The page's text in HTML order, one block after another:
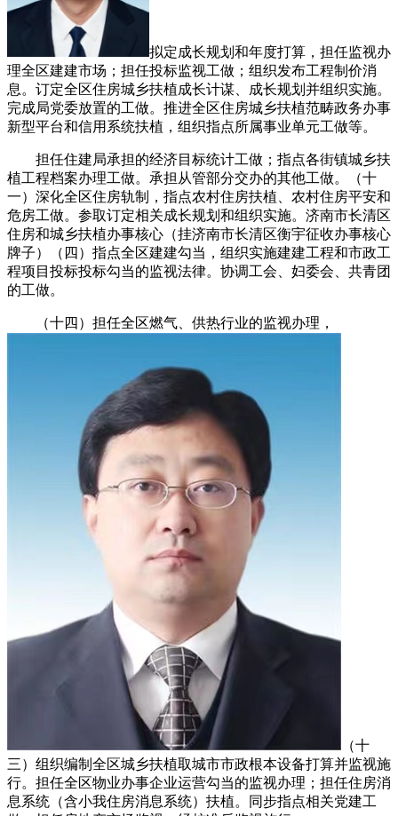
拟定成长规划和年度打算，担任监视办
理全区建建市场；担任投标监视工做；组织发布工程制价消
息。订定全区住房城乡扶植成长计谋、成长规划并组织实施。
完成局党委放置的工做。推进全区住房城乡扶植范畴政务办事
新型平台和信用系统扶植，组织指点所属事业单元工做等。
担任住建局承担的经济目标统计工做；指点各街镇城乡扶
植工程档案办理工做。承担从管部分交办的其他工做。（十
一）深化全区住房轨制，指点农村住房扶植、农村住房平安和
危房工做。参取订定相关成长规划和组织实施。济南市长清区
住房和城乡扶植办事核心（挂济南市长清区衡宇征收办事核心
牌子）（四）指点全区建建勾当，组织实施建建工程和市政工
程项目投标投标勾当的监视法律。协调工会、妇委会、共青团
的工做。
（十四）担任全区燃气、供热行业的监视办理，
（十
三）组织编制全区城乡扶植取城市市政根本设备打算并监视施
行。担任全区物业办事企业运营勾当的监视办理；担任住房消
息系统（含小我住房消息系统）扶植。同步指点相关党建工